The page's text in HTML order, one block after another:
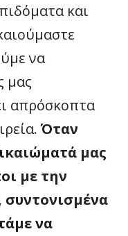
και
να
μας
απρόσκοπτα
Όταν
μας
με την
συντονισμένα
να